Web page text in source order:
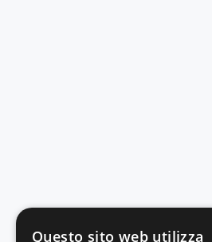
Questo sito web utilizza